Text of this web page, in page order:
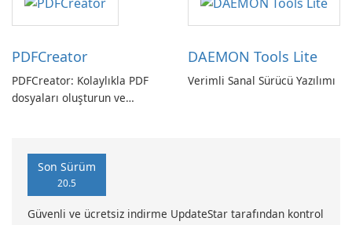
PDFCreator
PDFCreator: Kolaylıkla PDF
dosyaları oluşturun ve
DAEMON Tools Lite
Verimli Sanal Sürücü Yazılımı
Son Sürüm
20.5
Güvenli ve ücretsiz indirme UpdateStar tarafından kontrol